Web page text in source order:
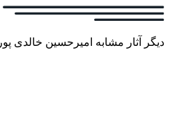
دیگر آثار مشابه امیرحسین خالدی پور